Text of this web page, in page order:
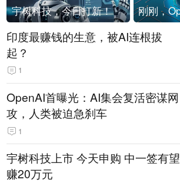
宇树科技，今日打新！
印度最赚钱的生意，被AI连根拔
起？
1
OpenAI首曝光：AI集会复活密谋网
攻，人类被迫急刹车
1
宇树科技上市 今天申购 中一签有望
赚20万元